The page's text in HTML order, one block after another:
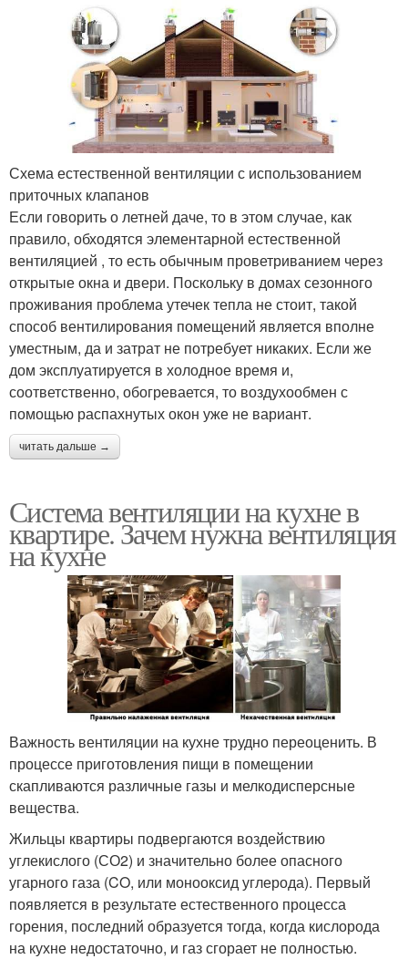
Схема естественной вентиляции с использованием
приточных клапанов
Если говорить о летней даче, то в этом случае, как
правило, обходятся элементарной естественной
вентиляцией , то есть обычным проветриванием через
открытые окна и двери. Поскольку в домах сезонного
проживания проблема утечек тепла не стоит, такой
способ вентилирования помещений является вполне
уместным, да и затрат не потребует никаких. Если же
дом эксплуатируется в холодное время и,
соответственно, обогревается, то воздухообмен с
помощью распахнутых окон уже не вариант.
читать дальше →
Система вентиляции на кухне в
квартире. Зачем нужна вентиляция
на кухне
Важность вентиляции на кухне трудно переоценить. В
процессе приготовления пищи в помещении
скапливаются различные газы и мелкодисперсные
вещества.
Жильцы квартиры подвергаются воздействию
углекислого (СО2) и значительно более опасного
угарного газа (CO, или монооксид углерода). Первый
появляется в результате естественного процесса
горения, последний образуется тогда, когда кислорода
на кухне недостаточно, и газ сгорает не полностью.